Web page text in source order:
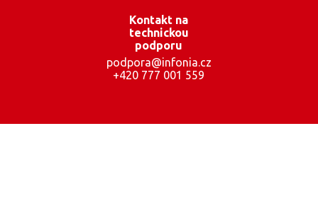
Kontakt na
technickou
podporu
podpora@infonia.cz
+420 777 001 559